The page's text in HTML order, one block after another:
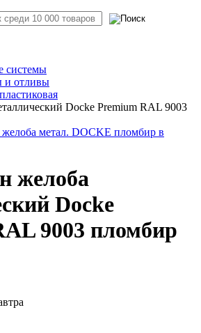
системы
и отливы
Docke Premium RAL 9003
желоба
Docke
9003 пломбир